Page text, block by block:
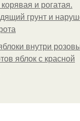
и рогатая.
грунт и
внутри
яблок с красной